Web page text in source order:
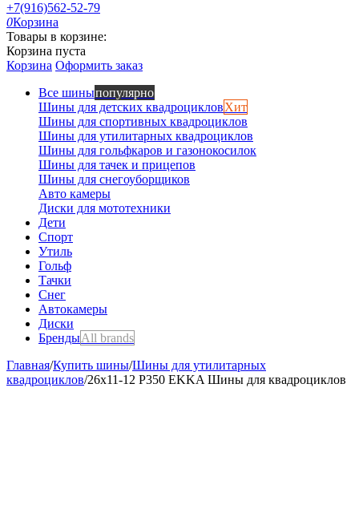
+7(916)562-52-79
0Корзина
Товары в корзине:
Корзина пуста
Корзина Оформить заказ
Все шиныпопулярно
Шины для детских квадроцикловХит
Шины для спортивных квадроциклов
Шины для утилитарных квадроциклов
Шины для гольфкаров и газонокосилок
Шины для тачек и прицепов
Шины для снегоуборщиков
Авто камеры
Диски для мототехники
Дети
Спорт
Утиль
Гольф
Тачки
Снег
Автокамеры
Диски
БрендыAll brands
Главная/Купить шины/Шины для утилитарных
квадроциклов/26х11-12 P350 EKKA Шины для квадроциклов